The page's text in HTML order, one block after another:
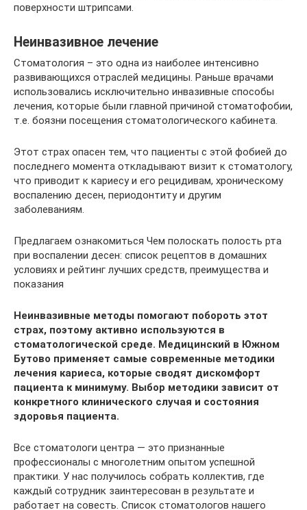
поверхности штрипсами.
Неинвазивное лечение
Стоматология – это одна из наиболее интенсивно
развивающихся отраслей медицины. Раньше врачами
использовались исключительно инвазивные способы
лечения, которые были главной причиной стоматофобии,
т.е. боязни посещения стоматологического кабинета.
Этот страх опасен тем, что пациенты с этой фобией до
последнего момента откладывают визит к стоматологу,
что приводит к кариесу и его рецидивам, хроническому
воспалению десен, периодонтиту и другим
заболеваниям.
Предлагаем ознакомиться Чем полоскать полость рта
при воспалении десен: список рецептов в домашних
условиях и рейтинг лучших средств, преимущества и
показания
Неинвазивные методы помогают побороть этот
страх, поэтому активно используются в
стоматологической среде. Медицинский в Южном
Бутово применяет самые современные методики
лечения кариеса, которые сводят дискомфорт
пациента к минимуму. Выбор методики зависит от
конкретного клинического случая и состояния
здоровья пациента.
Все стоматологи центра — это признанные
профессионалы с многолетним опытом успешной
практики. У нас получилось собрать коллектив, где
каждый сотрудник заинтересован в результате и
работает на совесть. Список стоматологов нашего